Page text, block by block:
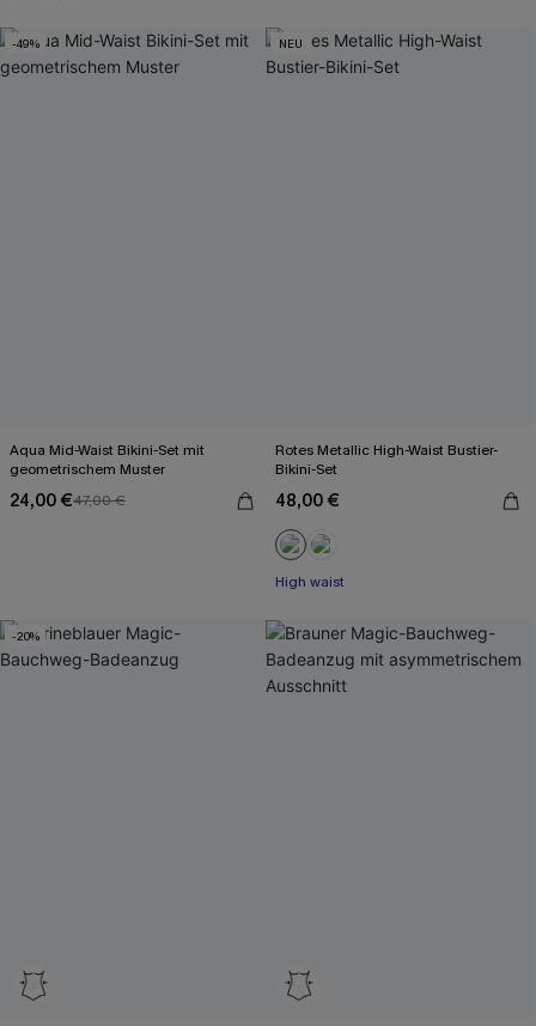
-49%
Aqua Mid-Waist Bikini-Set mit
geometrischem Muster
24,00 €47,00 €
NEU
Rotes Metallic High-Waist Bustier-
Bikini-Set
48,00 €
High waist
-20%